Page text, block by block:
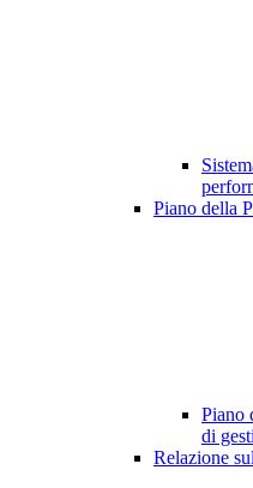
Piano della
Piano
di
Relazione